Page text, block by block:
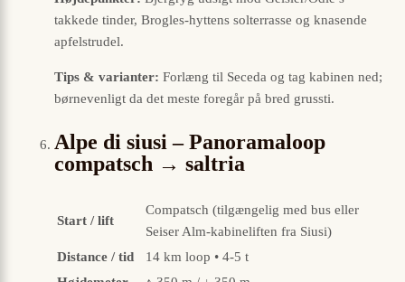
takkede tinder, Brogles-hyttens solterrasse og knasende
apfelstrudel.
Tips & varianter: Forlæng til Seceda og tag kabinen ned;
børnevenligt da det meste foregår på bred grussti.
Alpe di siusi – Panoramaloop
compatsch → saltria
Start / lift
Compatsch (tilgængelig med bus eller
Seiser Alm-kabineliften fra Siusi)
Distance / tid
14 km loop • 4-5 t